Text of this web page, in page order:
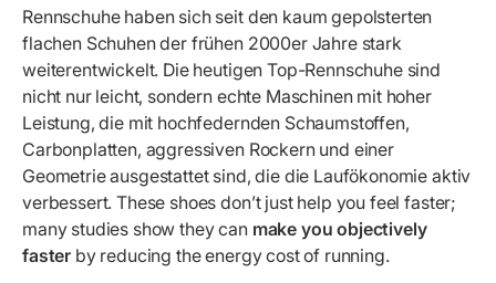
Rennschuhe haben sich seit den kaum gepolsterten
flachen Schuhen der frühen 2000er Jahre stark
weiterentwickelt. Die heutigen Top-Rennschuhe sind
nicht nur leicht, sondern echte Maschinen mit hoher
Leistung, die mit hochfedernden Schaumstoffen,
Carbonplatten, aggressiven Rockern und einer
Geometrie ausgestattet sind, die die Laufökonomie aktiv
verbessert. These shoes don’t just help you feel faster;
many studies show they can make you objectively
faster by reducing the energy cost of running.